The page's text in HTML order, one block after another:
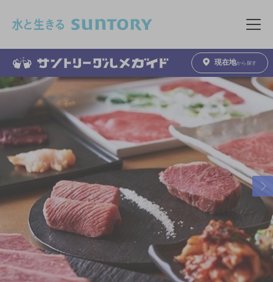
メニュ
現在地から探す